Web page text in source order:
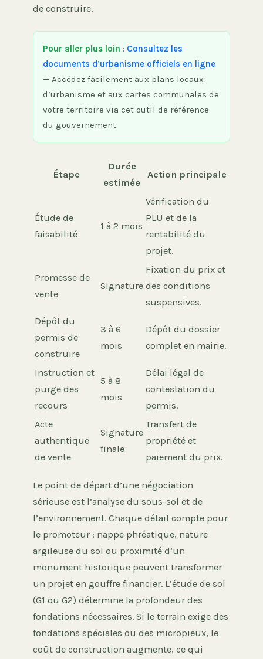
de construire.
Pour aller plus loin : Consultez les
documents d’urbanisme officiels en ligne
— Accédez facilement aux plans locaux
d’urbanisme et aux cartes communales de
votre territoire via cet outil de référence
du gouvernement.
Étape
Durée
estimée
Action principale
Étude de
faisabilité
1 à 2 mois
Vérification du
PLU et de la
rentabilité du
projet.
Promesse de
vente
Signature
Fixation du prix et
des conditions
suspensives.
Dépôt du
permis de
construire
3 à 6
mois
Dépôt du dossier
complet en mairie.
Instruction et
purge des
recours
5 à 8
mois
Délai légal de
contestation du
permis.
Acte
authentique
de vente
Signature
finale
Transfert de
propriété et
paiement du prix.
Le point de départ d’une négociation
sérieuse est l’analyse du sous-sol et de
l’environnement. Chaque détail compte pour
le promoteur : nappe phréatique, nature
argileuse du sol ou proximité d’un
monument historique peuvent transformer
un projet en gouffre financier. L’étude de sol
(G1 ou G2) détermine la profondeur des
fondations nécessaires. Si le terrain exige des
fondations spéciales ou des micropieux, le
coût de construction augmente, ce qui